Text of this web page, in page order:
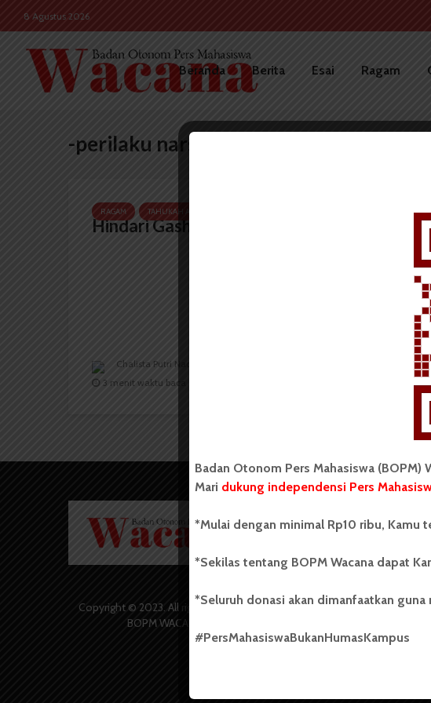
8 Agustus 2026
Beranda Berita Esai Ragam
-perilaku narsistik
RAGAM TAHUKAH ANDA
Hindari Gashlighting!
Chalista Putri Nadila
3 menit waktu baca
Copyright © 2023. All rights reserved
BOPM WACANA.
Wacana merupakan pers
secara mandiri oleh
Universitas Sumatera
salah satu Unit Kegiatan
dengan nama Pers
USU yang berdiri pada 1
Badan Otonom Pers Mahasiswa (BOPM)
Mari dukung independensi Pers
*Mulai dengan minimal Rp10 ribu, Kamu
*Sekilas tentang BOPM Wacana dapat
*Seluruh donasi akan dimanfaatkan
#PersMahasiswaBukanHumasKampus